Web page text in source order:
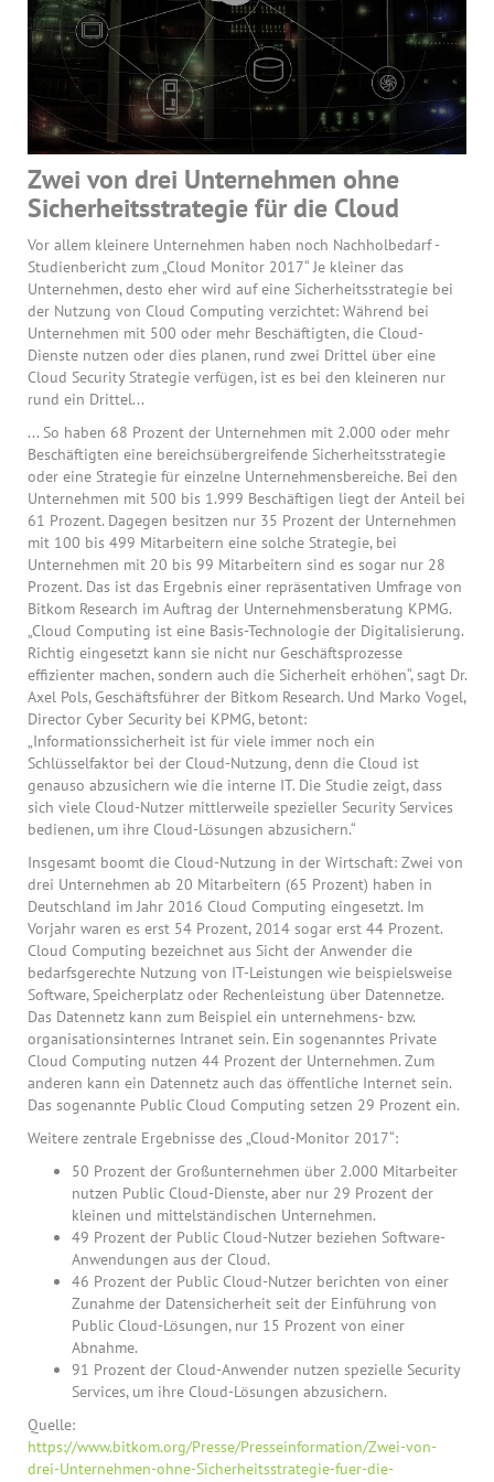
Zwei von drei Unternehmen ohne
Sicherheitsstrategie für die Cloud
Vor allem kleinere Unternehmen haben noch Nachholbedarf -
Studienbericht zum „Cloud Monitor 2017“ Je kleiner das
Unternehmen, desto eher wird auf eine Sicherheitsstrategie bei
der Nutzung von Cloud Computing verzichtet: Während bei
Unternehmen mit 500 oder mehr Beschäftigten, die Cloud-
Dienste nutzen oder dies planen, rund zwei Drittel über eine
Cloud Security Strategie verfügen, ist es bei den kleineren nur
rund ein Drittel...
... So haben 68 Prozent der Unternehmen mit 2.000 oder mehr
Beschäftigten eine bereichsübergreifende Sicherheitsstrategie
oder eine Strategie für einzelne Unternehmensbereiche. Bei den
Unternehmen mit 500 bis 1.999 Beschäftigen liegt der Anteil bei
61 Prozent. Dagegen besitzen nur 35 Prozent der Unternehmen
mit 100 bis 499 Mitarbeitern eine solche Strategie, bei
Unternehmen mit 20 bis 99 Mitarbeitern sind es sogar nur 28
Prozent. Das ist das Ergebnis einer repräsentativen Umfrage von
Bitkom Research im Auftrag der Unternehmensberatung KPMG.
„Cloud Computing ist eine Basis-Technologie der Digitalisierung.
Richtig eingesetzt kann sie nicht nur Geschäftsprozesse
effizienter machen, sondern auch die Sicherheit erhöhen“, sagt Dr.
Axel Pols, Geschäftsführer der Bitkom Research. Und Marko Vogel,
Director Cyber Security bei KPMG, betont:
„Informationssicherheit ist für viele immer noch ein
Schlüsselfaktor bei der Cloud-Nutzung, denn die Cloud ist
genauso abzusichern wie die interne IT. Die Studie zeigt, dass
sich viele Cloud-Nutzer mittlerweile spezieller Security Services
bedienen, um ihre Cloud-Lösungen abzusichern.“
Insgesamt boomt die Cloud-Nutzung in der Wirtschaft: Zwei von
drei Unternehmen ab 20 Mitarbeitern (65 Prozent) haben in
Deutschland im Jahr 2016 Cloud Computing eingesetzt. Im
Vorjahr waren es erst 54 Prozent, 2014 sogar erst 44 Prozent.
Cloud Computing bezeichnet aus Sicht der Anwender die
bedarfsgerechte Nutzung von IT-Leistungen wie beispielsweise
Software, Speicherplatz oder Rechenleistung über Datennetze.
Das Datennetz kann zum Beispiel ein unternehmens- bzw.
organisationsinternes Intranet sein. Ein sogenanntes Private
Cloud Computing nutzen 44 Prozent der Unternehmen. Zum
anderen kann ein Datennetz auch das öffentliche Internet sein.
Das sogenannte Public Cloud Computing setzen 29 Prozent ein.
Weitere zentrale Ergebnisse des „Cloud-Monitor 2017“:
50 Prozent der Großunternehmen über 2.000 Mitarbeiter
nutzen Public Cloud-Dienste, aber nur 29 Prozent der
kleinen und mittelständischen Unternehmen.
49 Prozent der Public Cloud-Nutzer beziehen Software-
Anwendungen aus der Cloud.
46 Prozent der Public Cloud-Nutzer berichten von einer
Zunahme der Datensicherheit seit der Einführung von
Public Cloud-Lösungen, nur 15 Prozent von einer
Abnahme.
91 Prozent der Cloud-Anwender nutzen spezielle Security
Services, um ihre Cloud-Lösungen abzusichern.
Quelle:
https://www.bitkom.org/Presse/Presseinformation/Zwei-von-
drei-Unternehmen-ohne-Sicherheitsstrategie-fuer-die-